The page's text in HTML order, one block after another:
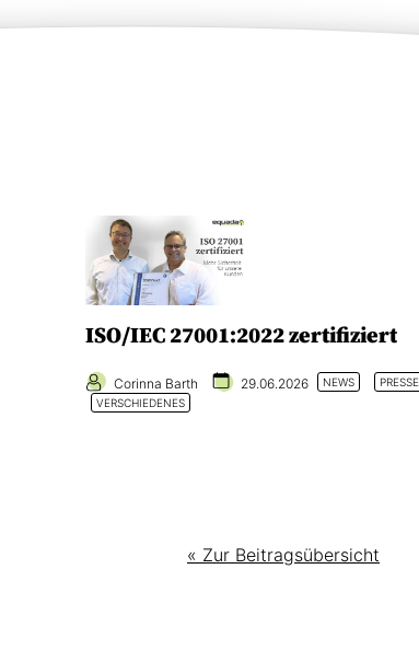
ISO/IEC 27001:2022 zertifiziert
Corinna Barth 29.06.2026 NEWS
PRESSE
VERSCHIEDENES
« Zur Beitragsübersicht